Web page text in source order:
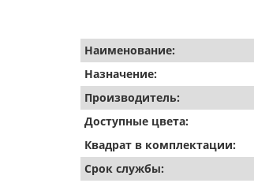
Наименование:
Назначение:
Производитель:
Доступные цвета:
Квадрат в комплектации:
Срок службы: